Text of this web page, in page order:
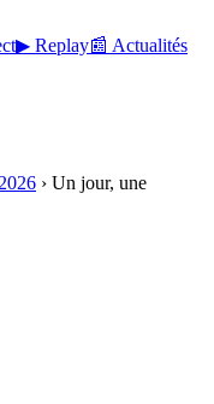
▶ Replay📰 Actualités
› Un jour, une